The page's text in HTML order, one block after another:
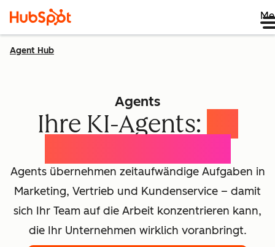
Agent Hub
Agents
Ihre KI-Agents:
Agents übernehmen zeitaufwändige Aufgaben in
Marketing, Vertrieb und Kundenservice – damit
sich Ihr Team auf die Arbeit konzentrieren kann,
die Ihr Unternehmen wirklich voranbringt.